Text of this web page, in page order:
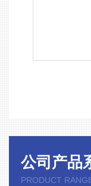
公司产品
PRODUCT